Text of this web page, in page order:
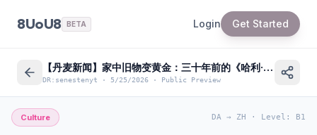
8UoU8 BETA Login Get Started
【丹麦新闻】家中旧物变黄金：三十年前的《哈利·波特》初版拍出高价
DR:senestenyt · 5/25/2026 · Public Preview
Culture DA → ZH · Level : B1